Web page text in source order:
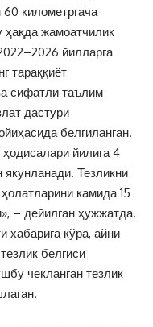
60 километргача
жамоатчилик
йилларга
тараққиёт
сифатли таълим
дастури
белгиланган.
йилига 4
якунланади. Тезликни
камида 15
– дейилган ҳужжатда.
хабарига кўра, айни
белгиси
чекланган тезлик